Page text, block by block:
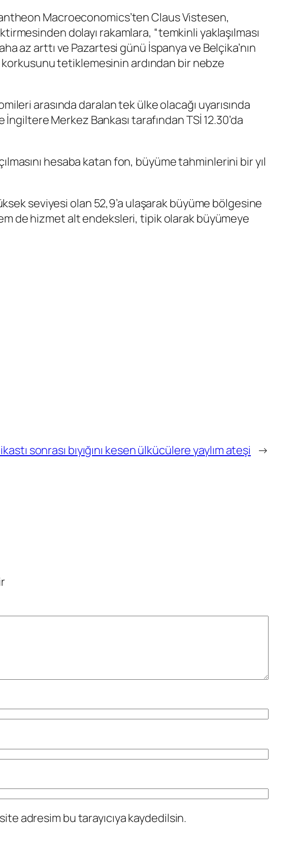
Macroeconomics’ten Claus Vistesen,
dolayı rakamlara, “temkinli yaklaşılması
az arttı ve Pazartesi günü İspanyave Belçika’nın
tetiklemesinin ardından bir nebze
arasında daralan tek ülke olacağı uyarısında
İngiltere Merkez Bankası tarafından TSİ 12.30’da
hesaba katan fon, büyüme tahminlerini bir yıl
seviyesi olan 52,9’a ulaşarak büyüme bölgesine
dehizmet alt endeksleri, tipik olarak büyümeye
sonrası bıyığını kesen ülkücülere yaylım ateşi →
adresim bu tarayıcıya kaydedilsin.